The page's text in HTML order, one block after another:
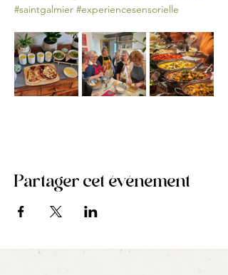
#saintgalmier #experiencesensorielle
Partager cet événement